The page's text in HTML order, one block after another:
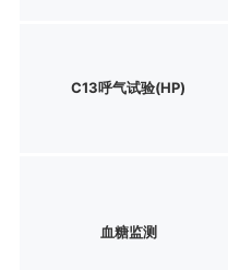
C13呼气试验(HP)
血糖监测